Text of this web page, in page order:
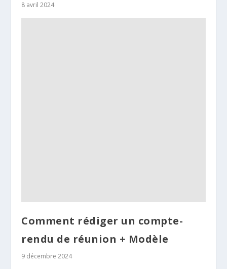
8 avril 2024
Comment rédiger un compte-
rendu de réunion + Modèle
9 décembre 2024